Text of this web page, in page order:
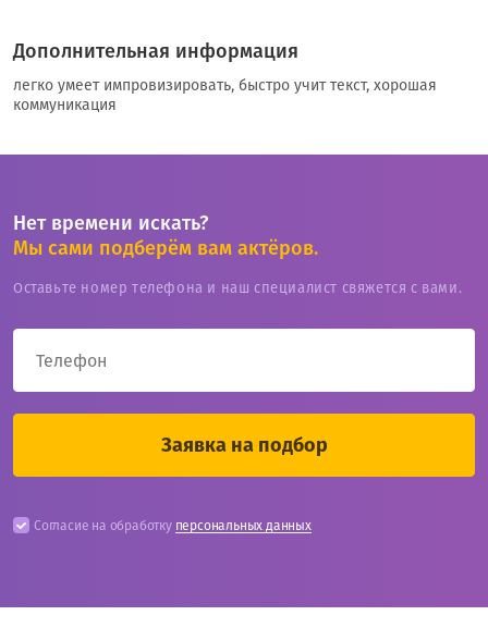
Дополнительная информация
легко умеет импровизировать, быстро учит текст, хорошая
коммуникация
Нет времени искать?
Мы сами подберём вам актёров.
Оставьте номер телефона и наш специалист свяжется с вами.
Согласие на обработку персональных данных